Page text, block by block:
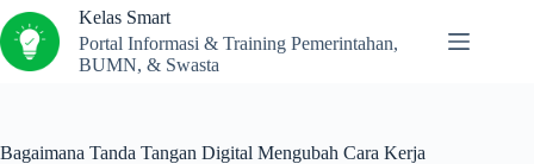
Kelas Smart
Portal Informasi & Training Pemerintahan,
BUMN, & Swasta
Bagaimana Tanda Tangan Digital Mengubah Cara Kerja